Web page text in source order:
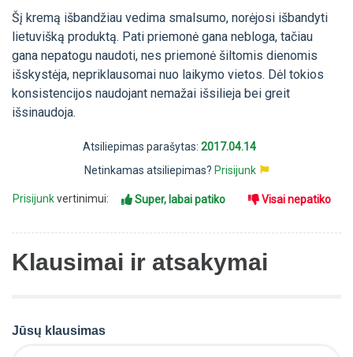
Šį kremą išbandžiau vedima smalsumo, norėjosi išbandyti
lietuvišką produktą. Pati priemonė gana nebloga, tačiau
gana nepatogu naudoti, nes priemonė šiltomis dienomis
išskystėja, nepriklausomai nuo laikymo vietos. Dėl tokios
konsistencijos naudojant nemažai išsilieja bei greit
išsinaudoja.
Atsiliepimas parašytas: 2017.04.14
Netinkamas atsiliepimas? Prisijunk
Prisijunkvertinimui: Super, labai patiko Visai nepatiko
Klausimai ir atsakymai
Jūsų klausimas